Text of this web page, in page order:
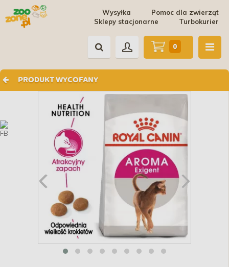
Pomoc dla zwierząt
Wysyłka
Turbokurier
Sklepy stacjonarne
PRODUKT WYCOFANY
0